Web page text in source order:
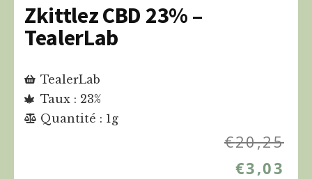
Zkittlez CBD 23% –
TealerLab
TealerLab
Taux : 23%
Quantité : 1g
€20,25
€3,03